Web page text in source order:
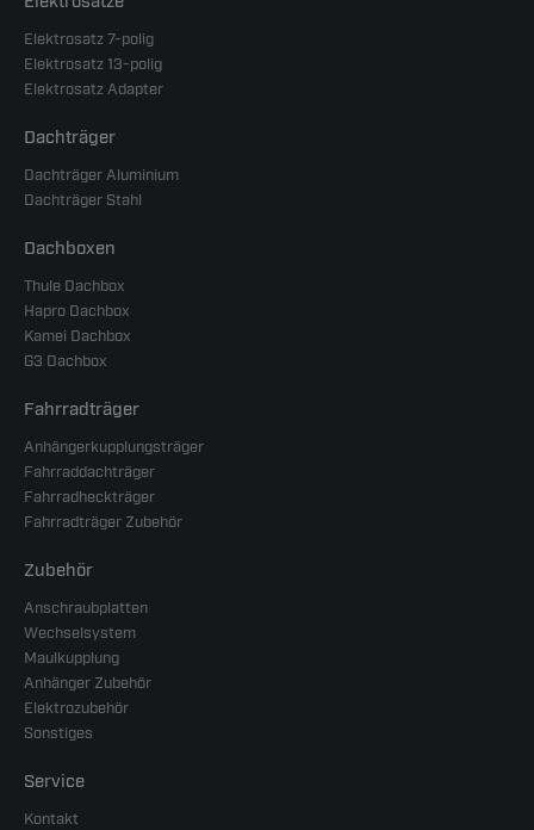
Elektrosatz 7-polig
Elektrosatz 13-polig
Elektrosatz Adapter
Dachträger
Dachträger Aluminium
Dachträger Stahl
Dachboxen
Thule Dachbox
Hapro Dachbox
Kamei Dachbox
G3 Dachbox
Fahrradträger
Anhängerkupplungsträger
Fahrraddachträger
Fahrradheckträger
Fahrradträger Zubehör
Zubehör
Anschraubplatten
Wechselsystem
Maulkupplung
Anhänger Zubehör
Elektrozubehör
Sonstiges
Service
Kontakt